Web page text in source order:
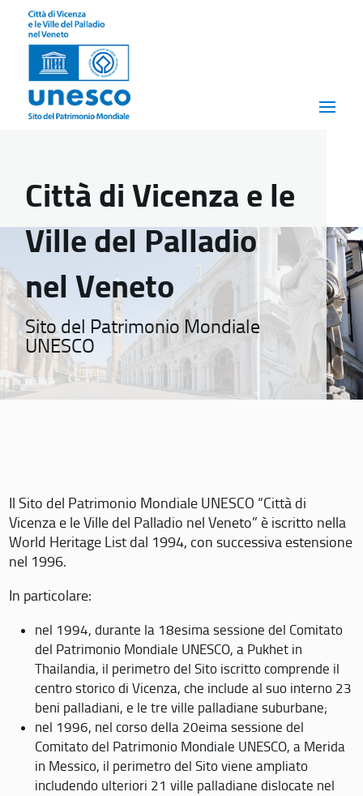
Città di Vicenza e le
Ville del Palladio
nel Veneto
Sito del Patrimonio Mondiale
UNESCO
Il Sito del Patrimonio Mondiale UNESCO “Città di
Vicenza e le Ville del Palladio nel Veneto” è iscritto nella
World Heritage List dal 1994, con successiva estensione
nel 1996.
In particolare:
nel 1994, durante la 18esima sessione del Comitato
del Patrimonio Mondiale UNESCO, a Pukhet in
Thailandia, il perimetro del Sito iscritto comprende il
centro storico di Vicenza, che include al suo interno 23
beni palladiani, e le tre ville palladiane suburbane;
nel 1996, nel corso della 20eima sessione del
Comitato del Patrimonio Mondiale UNESCO, a Merida
in Messico, il perimetro del Sito viene ampliato
includendo ulteriori 21 ville palladiane dislocate nel